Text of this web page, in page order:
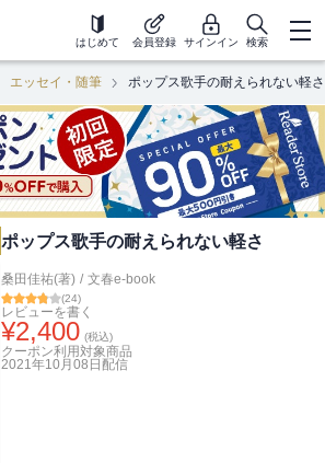
はじめて 会員登録 サインイン 検索
エッセイ・随筆 ポップス歌手の耐えられない軽さ
ポップス歌手の耐えられない軽さ
桑田佳祐(著) / 文春e-book
(24)
レビューを書く
¥2,400 (税込)
クーポン利用対象商品
2021年10月08日 配信